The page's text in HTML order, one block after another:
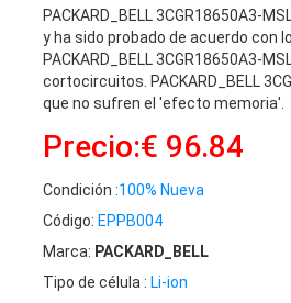
PACKARD_BELL 3CGR18650A3-
y ha sido probado de acuerdo con
PACKARD_BELL 3CGR18650A3-
cortocircuitos. PACKARD_BELL
que no sufren el 'efecto memoria'.
Precio:€ 96.84
Condición :100% Nueva
Código: EPPB004
Marca: PACKARD_BELL
Tipo de célula : Li-ion